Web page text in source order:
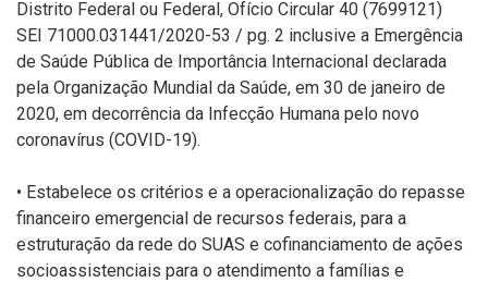
Distrito Federal ou Federal, Ofício Circular 40 (7699121)
SEI 71000.031441/2020-53 / pg. 2 inclusive a Emergência
de Saúde Pública de Importância Internacional declarada
pela Organização Mundial da Saúde, em 30 de janeiro de
2020, em decorrência da Infecção Humana pelo novo
coronavírus (COVID-19).
• Estabelece os critérios e a operacionalização do repasse
financeiro emergencial de recursos federais, para a
estruturação da rede do SUAS e cofinanciamento de ações
socioassistenciais para o atendimento a famílias e